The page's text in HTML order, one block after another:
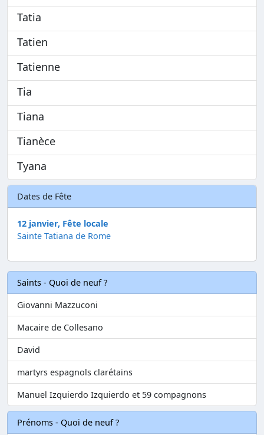
Tatia
Tatien
Tatienne
Tia
Tiana
Tianèce
Tyana
Dates de Fête
12 janvier, Fête locale
Sainte Tatiana de Rome
Saints - Quoi de neuf ?
Giovanni Mazzuconi
Macaire de Collesano
David
martyrs espagnols clarétains
Manuel Izquierdo Izquierdo et 59 compagnons
Prénoms - Quoi de neuf ?